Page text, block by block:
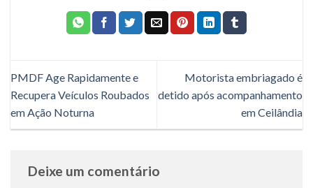
PMDF Age Rapidamente e
Recupera Veículos Roubados
em Ação Noturna
Motorista embriagado é
detido após acompanhamento
em Ceilândia
Deixe um comentário